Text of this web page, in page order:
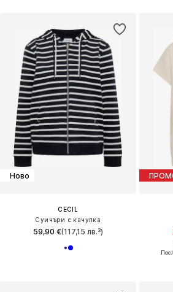
Ново
CECIL
Суичъри с качулка
59,90 €(117,15 лв.³)